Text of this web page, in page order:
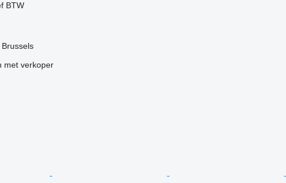
BTW
met verkoper